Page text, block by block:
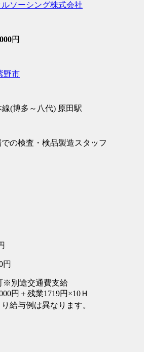
ルソーシング株式会社
円
野市
線(博多～八代) 原田駅
の検査・検品製造スタッフ
円
※別途交通費支給
円＋残業1719円×10Ｈ
給与例は異なります。